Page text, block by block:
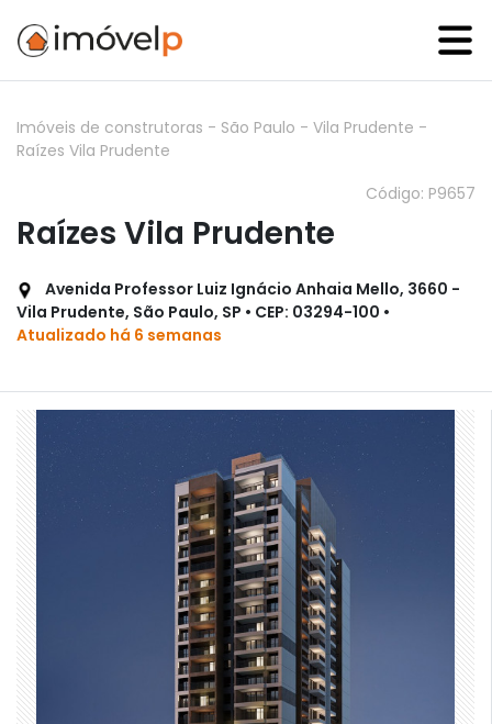
Imóveis de construtoras - São Paulo - Vila Prudente -
Raízes Vila Prudente
Código: P9657
Raízes Vila Prudente
Avenida Professor Luiz Ignácio Anhaia Mello, 3660 -
Vila Prudente, São Paulo, SP • CEP: 03294-100 •
Atualizado há 6 semanas